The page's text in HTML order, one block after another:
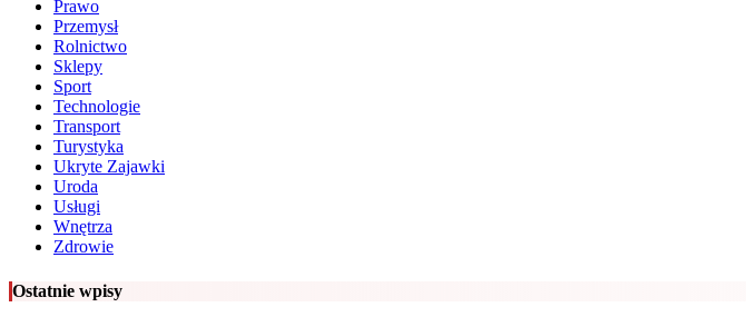
Prawo
Przemysł
Rolnictwo
Sklepy
Sport
Technologie
Transport
Turystyka
Ukryte Zajawki
Uroda
Usługi
Wnętrza
Zdrowie
Ostatnie wpisy